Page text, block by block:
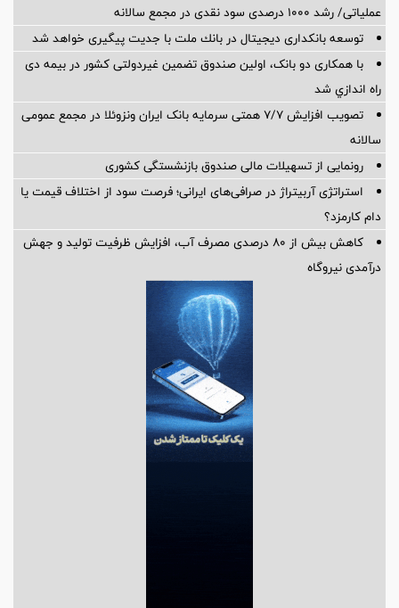
عملیاتی/ رشد ۱۰۰۰ درصدی سود نقدی در مجمع سالانه
توسعه بانكداری دیجیتال در بانك ملت با جدیت پیگیری خواهد شد ‌
با همکاری دو بانک، اولین صندوق تضمین غیردولتی کشور در بیمه دی
راه اندازي شد
تصویب افزایش ۷/۷ همتی سرمایه بانک ایران ونزوئلا در مجمع عمومی
سالانه
رونمایی از تسهیلات مالی صندوق بازنشستگی کشوری
استراتژی آربیتراژ در صرافی‌های ایرانی؛ فرصت سود از اختلاف قیمت یا
دام کارمزد؟
کاهش بیش از ۸۰ درصدی مصرف آب، افزایش ظرفیت تولید و جهش
درآمدی نیروگاه